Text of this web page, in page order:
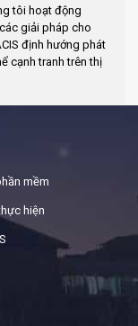
tôi hoạt động
giải pháp cho
định hướng phát
cạnh tranh trên thị
mềm
hiện